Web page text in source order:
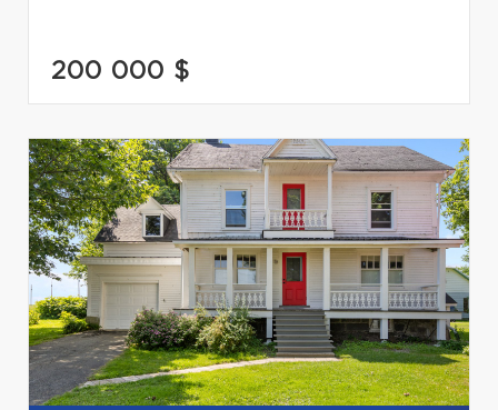
200 000 $